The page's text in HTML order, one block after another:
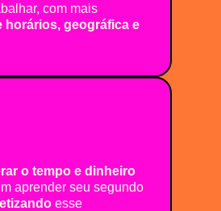
com mais
horários, geográfica e
o tempo e dinheiro
aprender seu segundo
esse